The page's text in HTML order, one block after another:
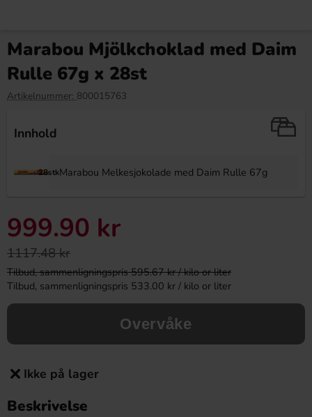
06-12)
19.90 kr
Köp
Marabou Mjölkchoklad med Daim
Rulle 67g x 28st
Artikelnummer: 800015763
Innhold
28stkMarabou Melkesjokolade med Daim Rulle 67g
999.90 kr
1117.48 kr
Tilbud, sammenligningspris 595.67 kr / kilo or liter
Tilbud, sammenligningspris 533.00 kr / kilo or liter
Overvåke
Ikke på lager
Beskrivelse